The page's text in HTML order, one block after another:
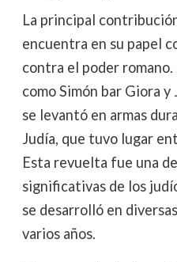
La principal
encuentra en su papel
contra el poder
como Simón bar Giora y
se levantó en armas
Judía, que tuvo lugar
Esta revuelta fue una
significativas de los
se desarrolló en
varios años.